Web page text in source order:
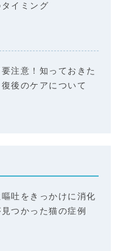
イミング
注意！知っておきた
後のケアについて
吐をきっかけに消化
つかった猫の症例